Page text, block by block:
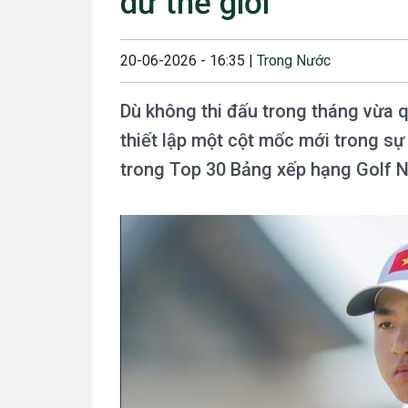
28/06/2024 12:00
25/04/2024 6:00
20-06-2026 - 16:35 | Trong Nước
Dù không thi đấu trong tháng vừa
thiết lập một cột mốc mới trong
trong Top 30 Bảng xếp hạng Golf